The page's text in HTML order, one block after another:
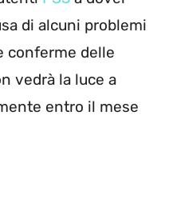
di alcuni problemi
conferme delle
vedrà la luce a
entro il mese